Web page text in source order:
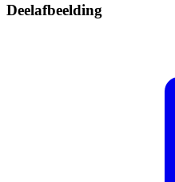
Deelafbeelding